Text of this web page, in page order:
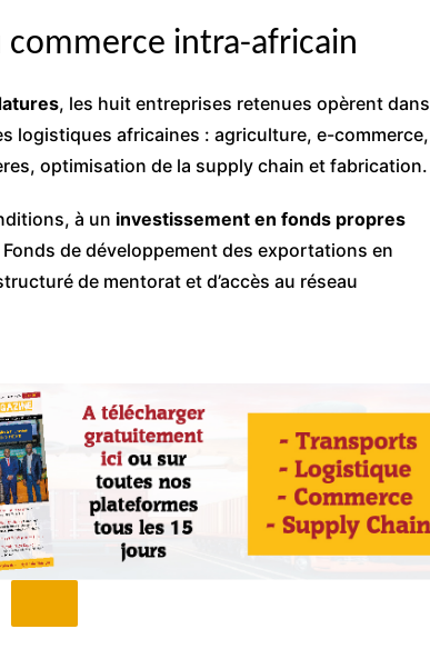
intra-africain
, les huit entreprises retenues opèrent dans
logistiques africaines : agriculture, e-commerce,
optimisation de la supply chain et fabrication.
à un investissement en fonds propres
Fonds de développement des exportations en
de mentorat et d’accès au réseau